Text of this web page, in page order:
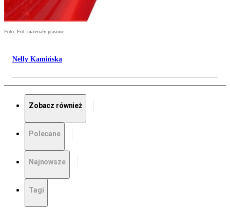
Foto: Fot. materiały prasowe
Nelly Kamińska
Zobacz również
Polecane
Najnowsze
Tagi